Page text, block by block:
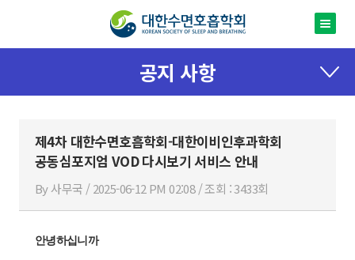
공지 사항
제4차 대한수면호흡학회-대한이비인후과학회
공동심포지엄 VOD 다시보기 서비스 안내
By 사무국 / 2025-06-12 PM 02:08 / 조회 : 3433회
안녕하십니까